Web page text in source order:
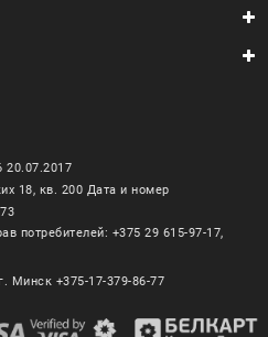
20.07.2017
18, кв. 200 Дата и номер
потребителей: +375 29 615-97-17,
Минск +375-17-379-86-77